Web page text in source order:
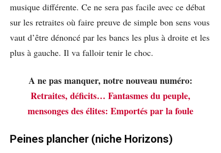
musique différente. Ce ne sera pas facile avec ce débat
sur les retraites où faire preuve de simple bon sens vous
vaut d’être dénoncé par les bancs les plus à droite et les
plus à gauche. Il va falloir tenir le choc.
A ne pas manquer, notre nouveau numéro:
Retraites, déficits… Fantasmes du peuple,
mensonges des élites: Emportés par la foule
Peines plancher (niche Horizons)